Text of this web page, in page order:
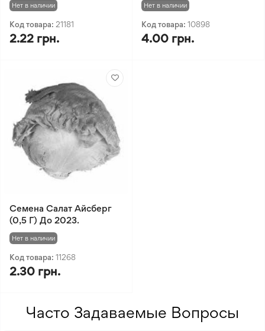
Нет в наличии
Код товара: 21181
2.22 грн.
Нет в наличии
Код товара: 10898
4.00 грн.
Семена Салат Айсберг
(0,5 Г) До 2023.
Нет в наличии
Код товара: 11268
2.30 грн.
Часто Задаваемые Вопросы